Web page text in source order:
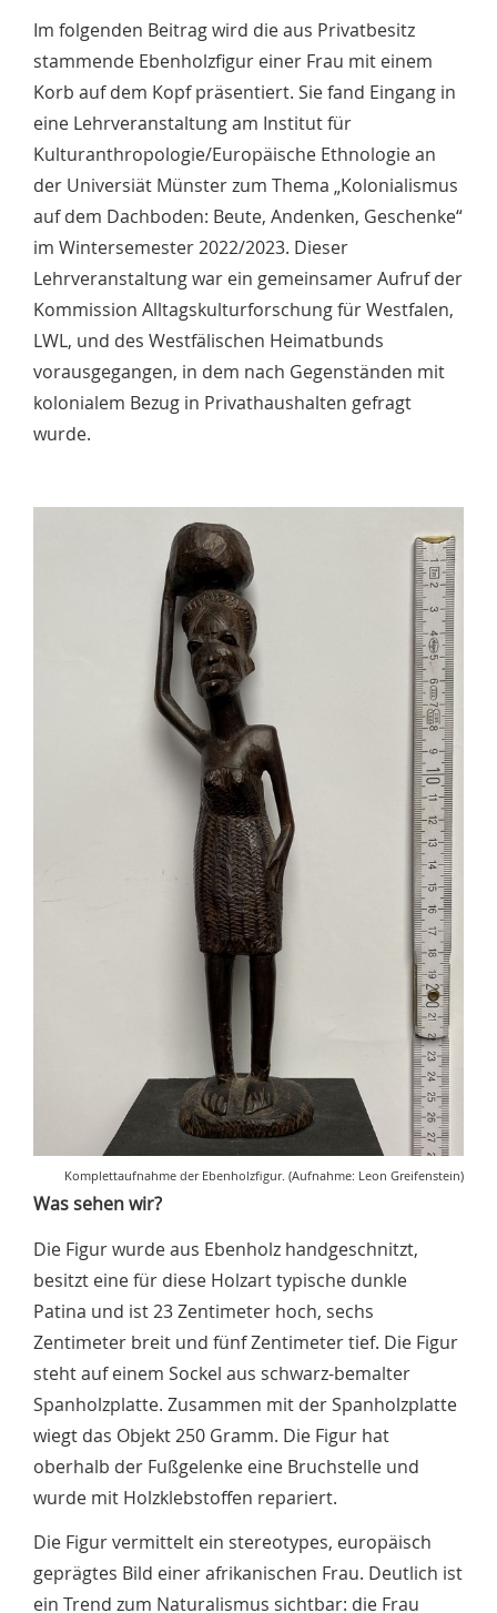
Im folgenden Beitrag wird die aus Privatbesitz
stammende Ebenholzfigur einer Frau mit einem
Korb auf dem Kopf präsentiert. Sie fand Eingang in
eine Lehrveranstaltung am Institut für
Kulturanthropologie/Europäische Ethnologie an
der Universiät Münster zum Thema „Kolonialismus
auf dem Dachboden: Beute, Andenken, Geschenke“
im Wintersemester 2022/2023. Dieser
Lehrveranstaltung war ein gemeinsamer Aufruf der
Kommission Alltagskulturforschung für Westfalen,
LWL, und des Westfälischen Heimatbunds
vorausgegangen, in dem nach Gegenständen mit
kolonialem Bezug in Privathaushalten gefragt
wurde.
Komplettaufnahme der Ebenholzfigur. (Aufnahme: Leon Greifenstein)
Was sehen wir?
Die Figur wurde aus Ebenholz handgeschnitzt,
besitzt eine für diese Holzart typische dunkle
Patina und ist 23 Zentimeter hoch, sechs
Zentimeter breit und fünf Zentimeter tief. Die Figur
steht auf einem Sockel aus schwarz-bemalter
Spanholzplatte. Zusammen mit der Spanholzplatte
wiegt das Objekt 250 Gramm. Die Figur hat
oberhalb der Fußgelenke eine Bruchstelle und
wurde mit Holzklebstoffen repariert.
Die Figur vermittelt ein stereotypes, europäisch
geprägtes Bild einer afrikanischen Frau. Deutlich ist
ein Trend zum Naturalismus sichtbar: die Frau